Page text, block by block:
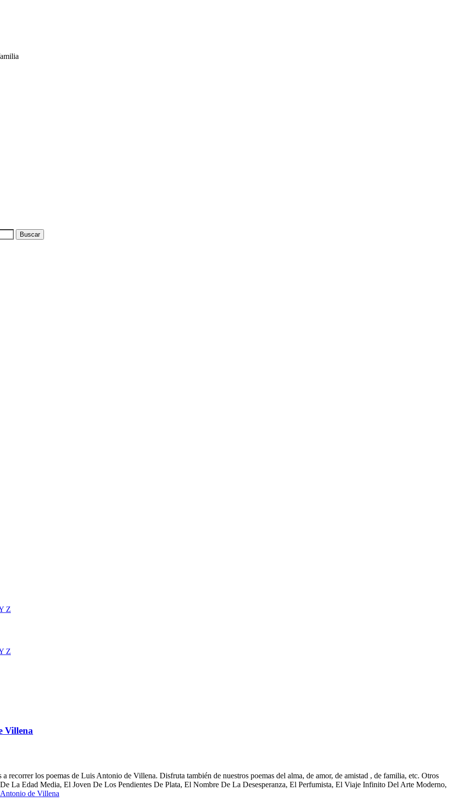
Z
Z
Villena
los poemas de Luis Antonio de Villena. Disfruta también de nuestros poemas del alma, de amor, de amistad , de familia, etc. Otros
La Edad Media, El Joven De Los Pendientes De Plata, El Nombre De La Desesperanza, El Perfumista, El Viaje Infinito Del Arte Moderno,
de Villena